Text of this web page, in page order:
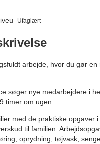
Ufaglært
arbejde, hvor du gør en
søger nye medarbejdere i
timer om ugen.
med de praktiske opgaver
til familien.
oprydning, tøjvask,